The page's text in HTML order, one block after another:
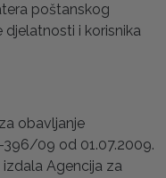
poštanskog
djelatnosti i korisnika
obavljanje
09 od 01.07.2009.
Agencija za